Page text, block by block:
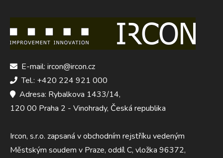
E-mail: ircon@ircon.cz
Tel.: +420 224 921 000
Adresa: Rybalkova 1433/14,
120 00 Praha 2 - Vinohrady, Česká republika
Ircon, s.r.o. zapsaná v obchodním rejstříku vedeným
Městským soudem v Praze, oddíl C, vložka 96372,